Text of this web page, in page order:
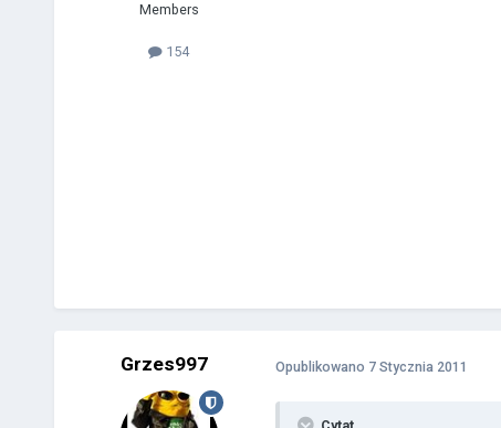
Members
154
Grzes997 Opublikowano 7 Stycznia 2011